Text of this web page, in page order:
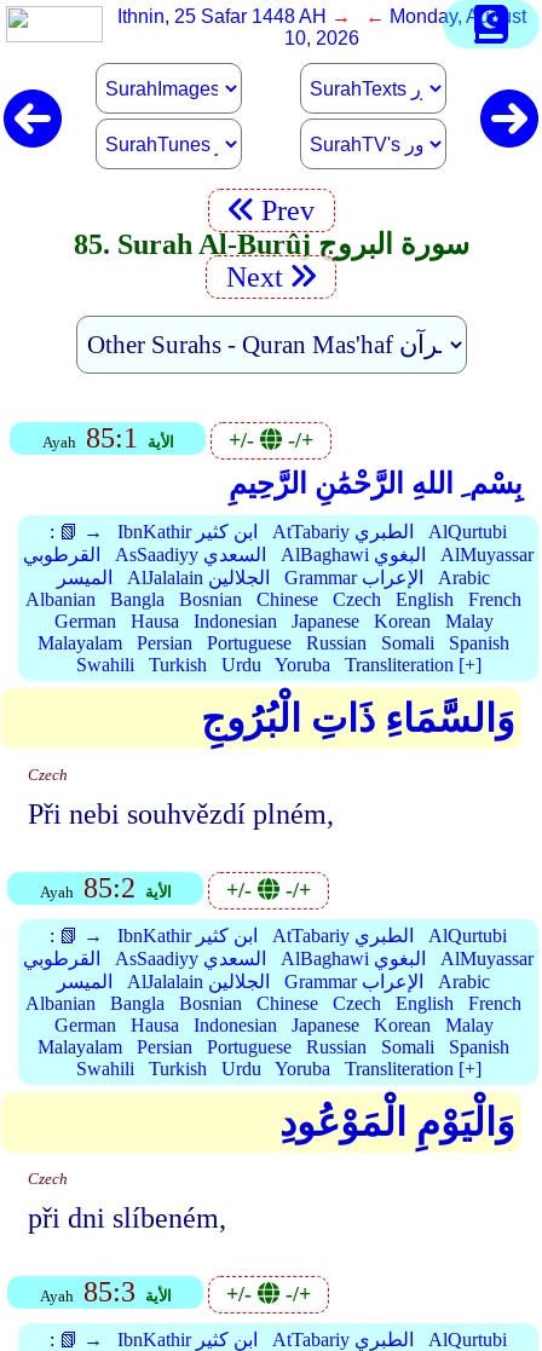
Ithnin, 25 Safar 1448 AH → ← Monday, August
10, 2026
Prev
85. Surah Al-Burûj سورة البروج
Next
Ayah 85:1 الأية +/- -/+
بِسْم ِ اللهِ الرَّحْمَٰنِ الرَّحِيمِ
: 📗 → IbnKathir ابن كثير AtTabariy الطبري
AlQurtubi
القرطوبي
AsSaadiyy السعدي AlBaghawi البغوي
AlMuyassar
الميسر
AlJalalain الجلالين Grammar الإعراب
Arabic
Albanian
Bangla Bosnian Chinese Czech English
French
German
Hausa Indonesian Japanese Korean
Malay
Malayalam
Persian Portuguese Russian Somali
Spanish
Swahili
Turkish Urdu Yoruba Transliteration [+]
وَالسَّمَاءِ ذَاتِ الْبُرُوجِ
Czech
Při nebi souhvězdí plném,
Ayah 85:2 الأية +/- -/+
: 📗 → IbnKathir ابن كثير AtTabariy الطبري
AlQurtubi
القرطوبي
AsSaadiyy السعدي AlBaghawi البغوي
AlMuyassar
الميسر
AlJalalain الجلالين Grammar الإعراب
Arabic
Albanian
Bangla Bosnian Chinese Czech English
French
German
Hausa Indonesian Japanese Korean
Malay
Malayalam
Persian Portuguese Russian Somali
Spanish
Swahili
Turkish Urdu Yoruba Transliteration [+]
وَالْيَوْمِ الْمَوْعُودِ
Czech
při dni slíbeném,
Ayah 85:3 الأية +/- -/+
: 📗 → IbnKathir ابن كثير AtTabariy الطبري
AlQurtubi